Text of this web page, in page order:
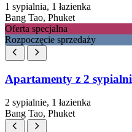
1 sypialnia, 1 łazienka
Bang Tao, Phuket
Oferta specjalna
Rozpoczęcie sprzedaży
Apartamenty z 2
2 sypialnie, 1 łazienka
Bang Tao, Phuket